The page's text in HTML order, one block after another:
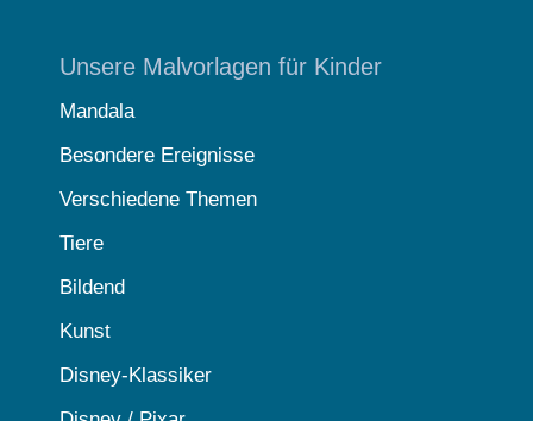
Unsere Malvorlagen für Kinder
Mandala
Besondere Ereignisse
Verschiedene Themen
Tiere
Bildend
Kunst
Disney-Klassiker